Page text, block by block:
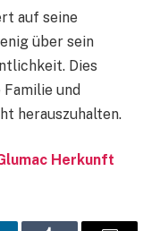
auf seine
über sein
Dies
und
herauszuhalten.
Herkunft